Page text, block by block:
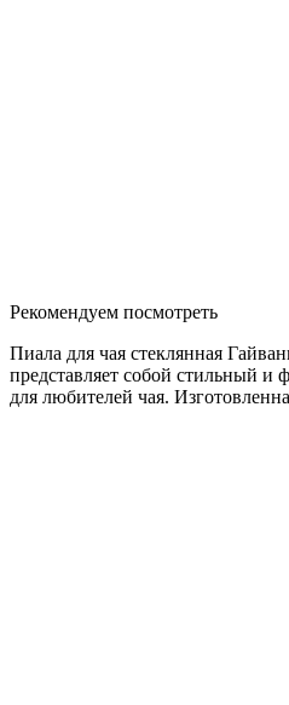
Рекомендуем посмотреть
Пиала для чая стеклянная
представляет собой стильный и
для любителей чая.